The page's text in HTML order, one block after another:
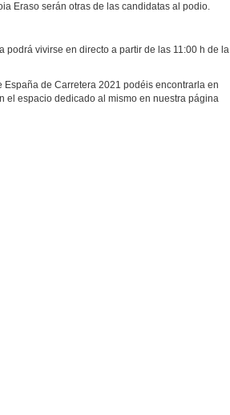
Eraso serán otras de las candidatas al podio.
vivirse en directo a partir de las 11:00 h de la
de Carretera 2021 podéis encontrarla en
el espacio dedicado al mismo en nuestra página